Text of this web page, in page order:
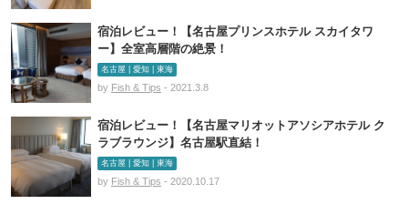
宿泊レビュー！【名古屋プリンスホテル スカイタワ
ー】全室高層階の絶景！
名古屋 | 愛知 | 東海
by Fish & Tips - 2021.3.8
宿泊レビュー！【名古屋マリオットアソシアホテル ク
ラブラウンジ】名古屋駅直結！
名古屋 | 愛知 | 東海
by Fish & Tips - 2020.10.17